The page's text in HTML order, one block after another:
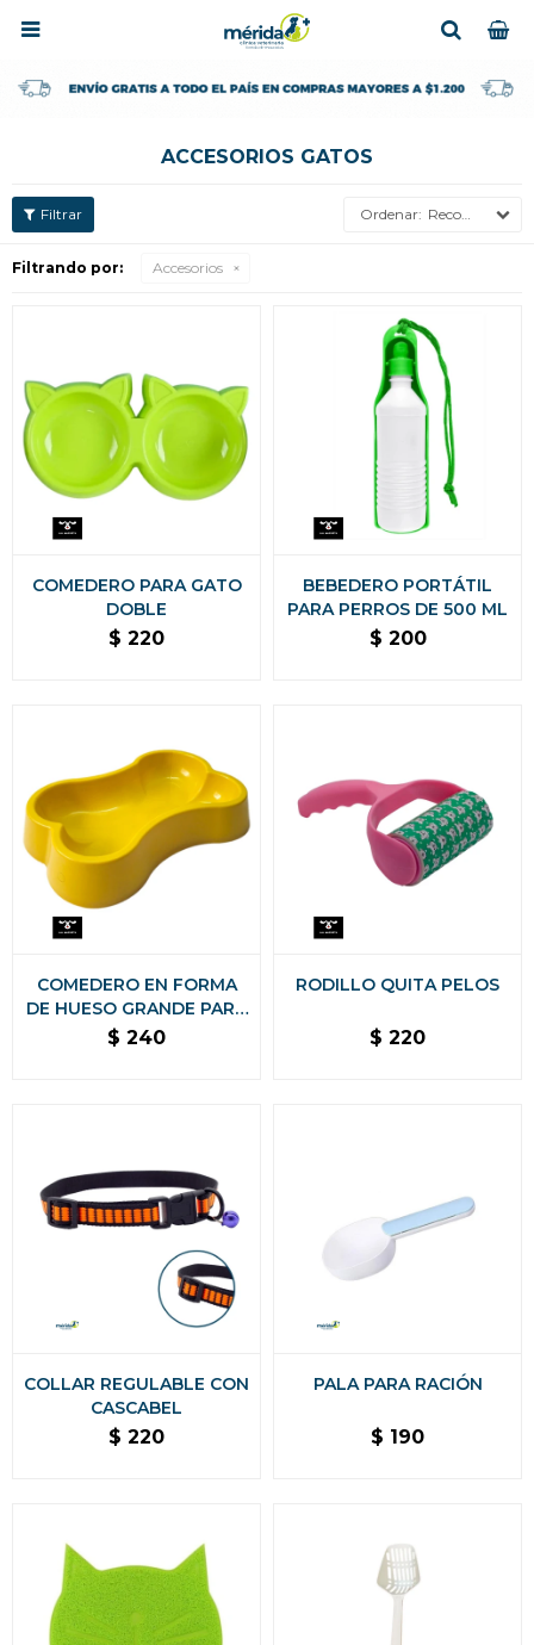

ACCESORIOS GATOS
Recomendados
Filtrando por: Accesorios
COMEDERO PARA GATO
DOBLE
$ 220
BEBEDERO PORTÁTIL
PARA PERROS DE 500 ML
$ 200
COMEDERO EN FORMA
DE HUESO GRANDE PARA
PERRO
$ 240
RODILLO QUITA PELOS
$ 220
COLLAR REGULABLE CON
CASCABEL
$ 220
PALA PARA RACIÓN
$ 190